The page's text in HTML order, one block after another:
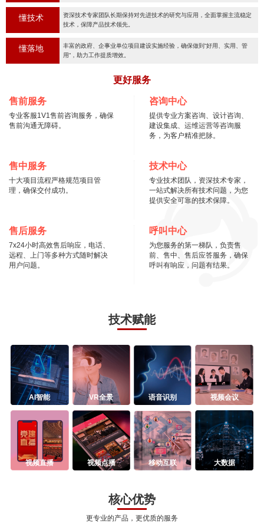
懂技术
资深技术专家团队长期保持对先进技术的研究与应用，全面掌握主流稳定
技术，保障产品技术领先。
懂落地
丰富的政府、企事业单位项目建设实施经验，确保做到“好用、实用、管
用“，助力工作提质增效。
更好服务
售前服务
专业客服1V1售前咨询服务，确保
售前沟通无障碍。
咨询中心
提供专业方案咨询、设计咨询、
建设集成、运维运营等咨询服
务，为客户精准把脉。
售中服务
十大项目流程严格规范项目管
理，确保交付成功。
技术中心
专业技术团队，资深技术专家，
一站式解决所有技术问题，为您
提供安全可靠的技术保障。
售后服务
7x24小时高效售后响应，电话、
远程、上门等多种方式随时解决
用户问题。
呼叫中心
为您服务的第一梯队，负责售
前、售中、售后应答服务，确保
呼叫有响应，问题有结果。
技术赋能
AI智能 VR全景 语音识别 视频会议
视频直播 视频点播 移动互联 大数据
核心优势
更专业的产品，更优质的服务